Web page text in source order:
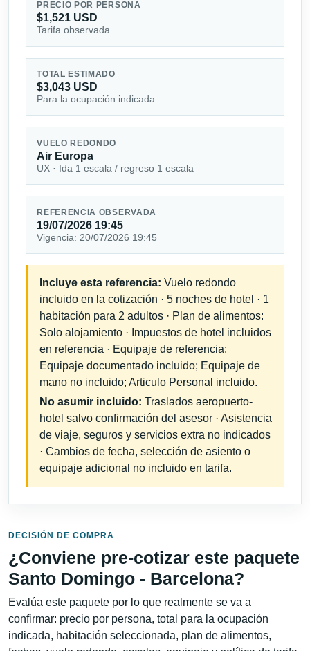
PRECIO POR PERSONA
$1,521 USD
Tarifa observada
TOTAL ESTIMADO
$3,043 USD
Para la ocupación indicada
VUELO REDONDO
Air Europa
UX · Ida 1 escala / regreso 1 escala
REFERENCIA OBSERVADA
19/07/2026 19:45
Vigencia: 20/07/2026 19:45
Incluye esta referencia: Vuelo redondo
incluido en la cotización · 5 noches de hotel · 1
habitación para 2 adultos · Plan de alimentos:
Solo alojamiento · Impuestos de hotel incluidos
en referencia · Equipaje de referencia:
Equipaje documentado incluido; Equipaje de
mano no incluido; Articulo Personal incluido.
No asumir incluido: Traslados aeropuerto-
hotel salvo confirmación del asesor · Asistencia
de viaje, seguros y servicios extra no indicados
· Cambios de fecha, selección de asiento o
equipaje adicional no incluido en tarifa.
DECISIÓN DE COMPRA
¿Conviene pre-cotizar este paquete
Santo Domingo - Barcelona?
Evalúa este paquete por lo que realmente se va a
confirmar: precio por persona, total para la ocupación
indicada, habitación seleccionada, plan de alimentos,